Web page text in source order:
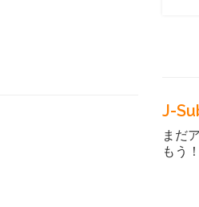
J-
まだ
もう！